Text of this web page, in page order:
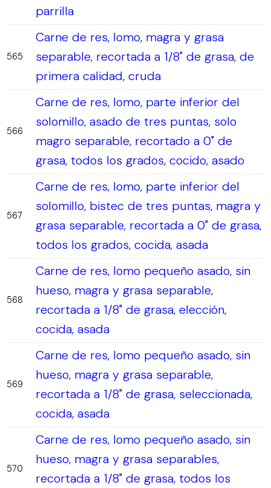
parrilla
565
Carne de res, lomo, magra y grasa
separable, recortada a 1/8" de grasa, de
primera calidad, cruda
566
Carne de res, lomo, parte inferior del
solomillo, asado de tres puntas, solo
magro separable, recortado a 0" de
grasa, todos los grados, cocido, asado
567
Carne de res, lomo, parte inferior del
solomillo, bistec de tres puntas, magra y
grasa separable, recortada a 0" de grasa,
todos los grados, cocida, asada
568
Carne de res, lomo pequeño asado, sin
hueso, magra y grasa separable,
recortada a 1/8" de grasa, elección,
cocida, asada
569
Carne de res, lomo pequeño asado, sin
hueso, magra y grasa separable,
recortada a 1/8" de grasa, seleccionada,
cocida, asada
570
Carne de res, lomo pequeño asado, sin
hueso, magra y grasa separables,
recortada a 1/8" de grasa, todos los